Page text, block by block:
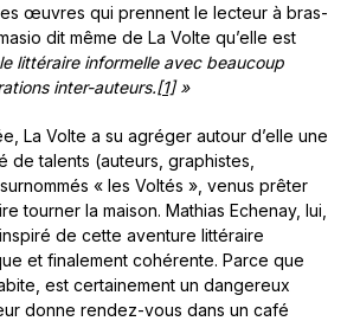
œuvres qui prennent le lecteur à bras-
dit même de La Volte qu’elle est
littéraire informelle avec beaucoup
inter-auteurs.[1]»
La Volte a su agréger autour d’elle une
de talents (auteurs, graphistes,
« les Voltés », venus prêter
tourner la maison. Mathias Echenay, lui,
de cette aventure littéraire
et finalement cohérente. Parce que
est certainement un dangereux
donne rendez-vous dans un café